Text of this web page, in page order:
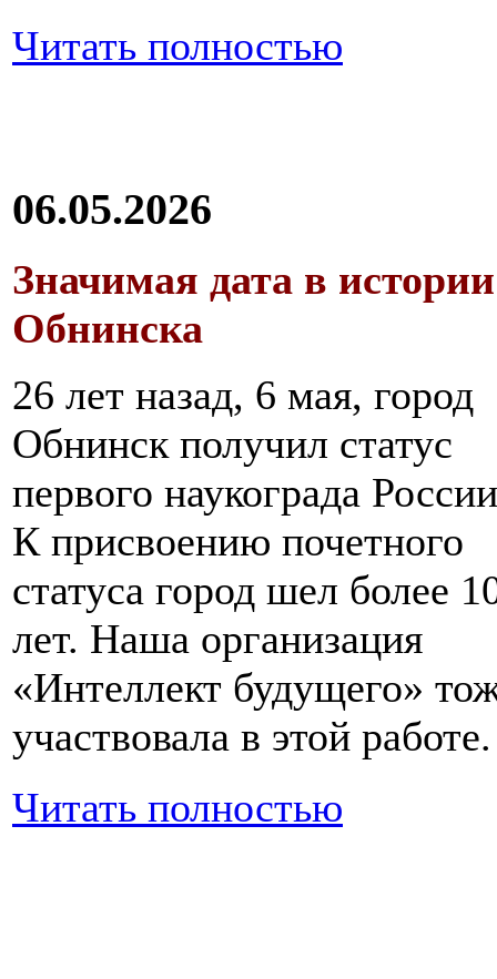
Читать полностью
06.05.2026
Значимая дата в истории
Обнинска
26 лет назад, 6 мая, город
Обнинск получил статус
первого наукограда
К присвоению почетного
статуса город шел более
лет. Наша организация
«Интеллект будущего»
участвовала в этой работе.
Читать полностью